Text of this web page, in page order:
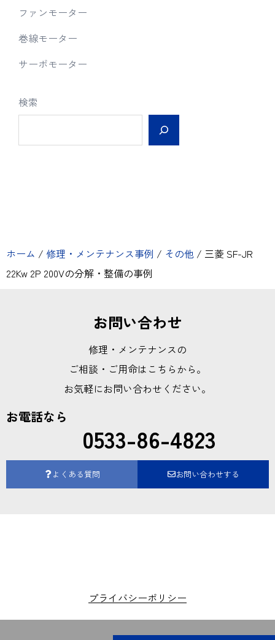
ファンモーター
巻線モーター
サーボモーター
検索
ホーム / 修理・メンテナンス事例 / その他 / 三菱 SF-JR
22Kw 2P 200Vの分解・整備の事例
お問い合わせ
修理・メンテナンスの
ご相談・ご用命はこちらから。
お気軽にお問い合わせください。
お電話なら
0533-86-4823
よくある質問 お問い合わせする
プライバシーポリシー